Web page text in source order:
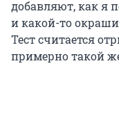
добавляют, как я
и какой-то
Тест считается
примерно такой